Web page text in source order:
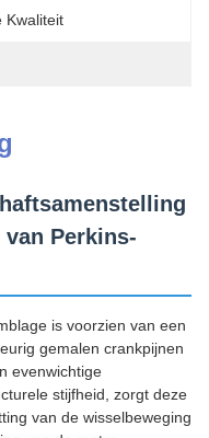
Kwaliteit
Perkins-
is voorzien van een
gemalen crankpijnen
evenwichtige
stijfheid, zorgt deze
van de wisselbeweging